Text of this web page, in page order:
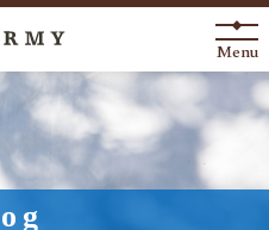
Menu